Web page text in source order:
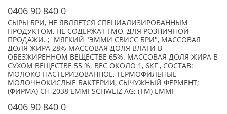
0406 90 840 0
СЫРЫ БРИ, НЕ ЯВЛЯЕТСЯ СПЕЦИАЛИЗИРОВАННЫМ
ПРОДУКТОМ, НЕ СОДЕРЖАТ ГМО, ДЛЯ РОЗНИЧНОЙ
ПРОДАЖИ. ; МЯГКИЙ "ЭММИ СВИСС БРИ", МАССОВАЯ
ДОЛЯ ЖИРА 28% МАССОВАЯ ДОЛЯ ВЛАГИ В
ОБЕЗЖИРЕННОМ ВЕЩЕСТВЕ 65%. МАССОВАЯ ДОЛЯ ЖИРА В
СУХОМ ВЕЩЕСТВЕ 55 %. ВЕС ОКОЛО 1, 6КГ , СОСТАВ:
МОЛОКО ПАСТЕРИЗОВАННОЕ, ТЕРМОФИЛЬНЫЕ
МОЛОЧНОКИСЛЫЕ БАКТЕРИИ, СЫЧУЖНЫЙ ФЕРМЕНТ;
(ФИРМА) CH-2038 EMMI SCHWEIZ AG; (TM) EMMI
0406 90 840 0